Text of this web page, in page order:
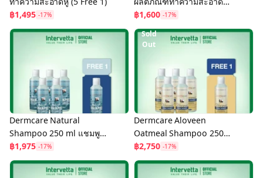
฿1,495 -17%
สัตว์เลี้ยง สูตรกำจัดไรหู ลด
อาการละคายเคือง (5 Free
฿1,600 -17%
Dermcare Natural
Shampoo 250 ml แชมพู
สำหรับผิวแพ้ง่ายและ
บอบบาง สำหรับสุนัขและ
แมว (5 Free 1)
฿1,975 -17%
Sold
Out
Dermcare Aloveen
Oatmeal Shampoo 250
ml แชมพูสูตรอ่อนโยน
เหมาะสำหรับสัตว์เลี้ยงผิว
แพ้ง่าย (5 Free1 )
฿2,750 -17%